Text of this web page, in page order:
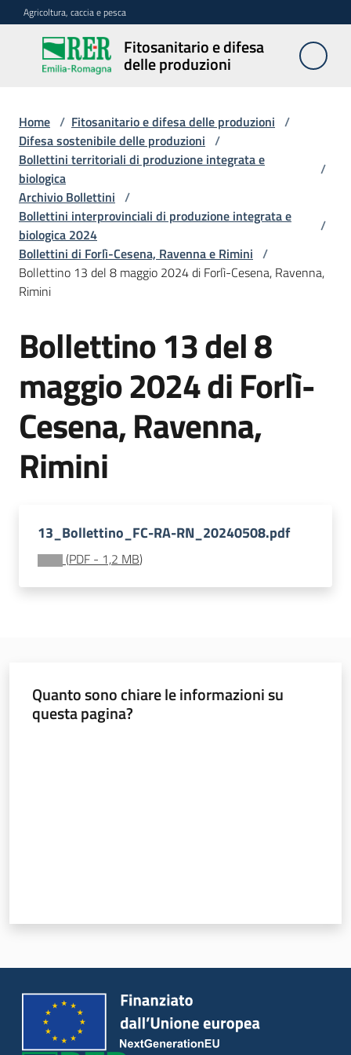
Vai al contenuto
Vai alla navigazione
Vai al footer
Agricoltura, caccia e pesca
Fitosanitario e difesa
delle produzioni
Fitosanitario
e difesa
produzioni
Avversità
delle
piante
Sorveglianza
Difesa
sostenibile
Vivaismo
sementi
Import-
Agricoltura,
pesca
Argomenti
Home / Fitosanitario e difesa delle produzioni /
Difesa sostenibile delle produzioni /
Bollettini territoriali di produzione integrata e
biologica
/
Archivio Bollettini /
Bollettini interprovinciali di produzione integrata e
biologica 2024
/
Bollettini di Forlì-Cesena, Ravenna e Rimini /
Bollettino 13 del 8 maggio 2024 di Forlì-Cesena, Ravenna,
Rimini
Bollettino 13 del 8
maggio 2024 di Forlì-
Cesena, Ravenna,
Rimini
13_Bollettino_FC-RA-RN_20240508.pdf
(PDF - 1,2 MB)
Quanto sono chiare le informazioni su
questa pagina?